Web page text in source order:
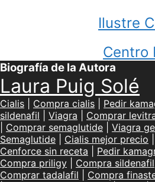
Ilustre
Centro
Biografía de la Autora
Laura Puig Solé
Cialis Compra cialis Pedir
sildenafil
Viagra Comprar
Comprar semaglutide Viagra
Semaglutide
Cialis mejor precio
Cenforce sin receta
Pedir
Compra priligy
Compra sildenafil
Comprar tadalafil
Compra